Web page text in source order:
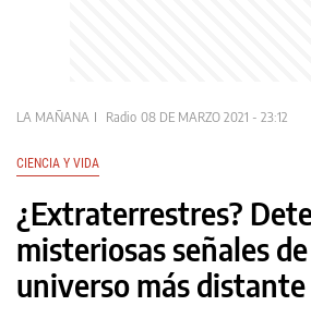
LA MAÑANA Radio 08 DE MARZO 2021 - 23:12
CIENCIA Y VIDA
¿Extraterrestres?
misteriosas señales
universo más distante